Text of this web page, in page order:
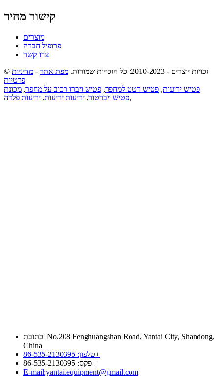
קישור מהיר
מוצרים
פרופיל חברה
צרו קשר
© זכויות יוצרים - 2010-2023: כל הזכויות שמורות.
מפת אתר - מדיניות
פרטיות
פטיש יריעות, פטיש רטט למחפר, פטיש ויברו רכוב על מחפר, מכונת
פטיש ויברטור, יריעות יריעות, יריעות פלדה ,
כתובת: No.208 Fenghuangshan Road, Yantai City, Shandong,
China
טלפון: 86-535-2130395+
פקס: 86-535-2130395+
E-mail:yantai.equipment@gmail.com